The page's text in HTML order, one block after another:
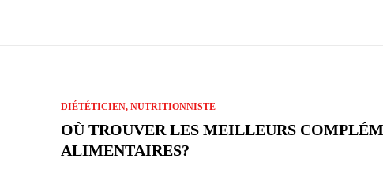
DIÉTÉTICIEN, NUTRITIONNISTE
OÙ TROUVER LES MEILLEURS
ALIMENTAIRES?